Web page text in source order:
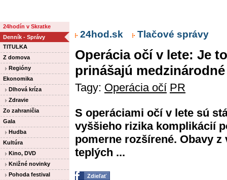
24hodín v Skratke
Denník - Správy
TITULKA
Z domova
Regióny
Ekonomika
Dlhová kríza
Zdravie
Zo zahraničia
Gala
Hudba
Kultúra
Kino, DVD
Knižné novinky
Pohoda festival
24hod.sk Tlačové správy
Operácia očí v lete: Je
prinášajú
Tagy: Operácia očí PR
S operáciami očí v lete sú
vyššieho rizika komplikácií
pomerne rozšírené. Obavy
teplých ...
Zdieľať